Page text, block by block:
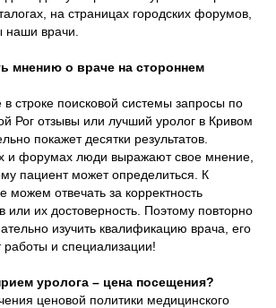
на страницах городских форумов,
наши врачи.
мнению о враче на стороннем
в строке поисковой системы запросы по
Рог отзывы или лучший уролог в Кривом
покажет десятки результатов.
и форумах люди выражают свое мнение,
пациент может определиться. К
отвечать за корректность
или их достоверность. Поэтому повторно
изучить квалификацию врача, его
и специализации!
уролога – цена посещения?
ценовой политики медицинского